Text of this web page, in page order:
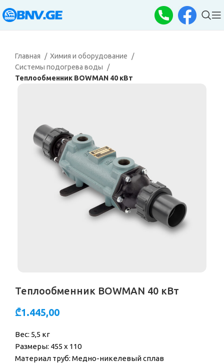
Главная
Химия и оборудование
Системы подогрева воды
Теплообменник BOWMAN 40 кВт
Теплообменник BOWMAN 40 кВт
₾1.445,00
Вес: 5,5 кг
Размеры: 455 x 110
Материал труб: Медно-никелевый сплав